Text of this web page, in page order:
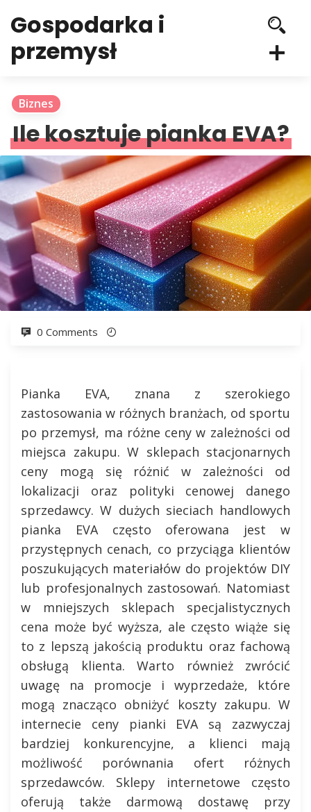
Gospodarka i
przemysł
Biznes
Ile kosztuje pianka EVA?
0 Comments
Pianka EVA, znana z szerokiego
zastosowania w różnych branżach, od sportu
po przemysł, ma różne ceny w zależności od
miejsca zakupu. W sklepach stacjonarnych
ceny mogą się różnić w zależności od
lokalizacji oraz polityki cenowej danego
sprzedawcy. W dużych sieciach handlowych
pianka EVA często oferowana jest w
przystępnych cenach, co przyciąga klientów
poszukujących materiałów do projektów DIY
lub profesjonalnych zastosowań. Natomiast
w mniejszych sklepach specjalistycznych
cena może być wyższa, ale często wiąże się
to z lepszą jakością produktu oraz fachową
obsługą klienta. Warto również zwrócić
uwagę na promocje i wyprzedaże, które
mogą znacząco obniżyć koszty zakupu. W
internecie ceny pianki EVA są zazwyczaj
bardziej konkurencyjne, a klienci mają
możliwość porównania ofert różnych
sprzedawców. Sklepy internetowe często
oferują także darmową dostawę przy